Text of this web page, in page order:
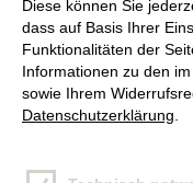
Diese können Sie
dass auf Basis Ihrer
Funktionalitäten der
Informationen zu den
sowie Ihrem
Datenschutzerklärung